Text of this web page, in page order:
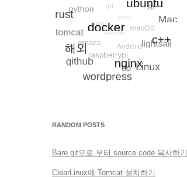
RANDOM POSTS
Bare git으로 부터 source code 복사하기
ClearLinux에 Tomcat 설치하기